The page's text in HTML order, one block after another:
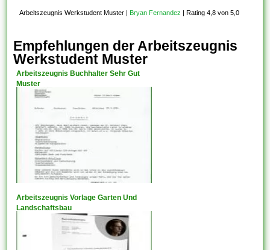
Arbeitszeugnis Werkstudent Muster Bryan Fernandez Rating 4,8 von 5,0
Empfehlungen der Arbeitszeugnis
Werkstudent Muster
Arbeitszeugnis Buchhalter Sehr Gut
Muster
Arbeitszeugnis Vorlage Garten Und
Landschaftsbau